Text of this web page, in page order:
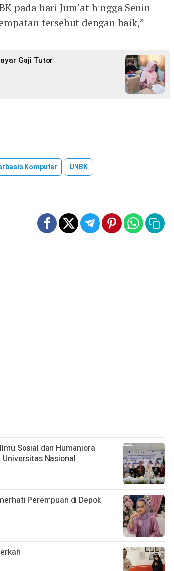
pada hari Jum’at hingga Senin
tersebut dengan baik,”
Gaji Tutor
Komputer
UNBK
Sosial dan Humaniora
Universitas Nasional
Perempuan di Depok